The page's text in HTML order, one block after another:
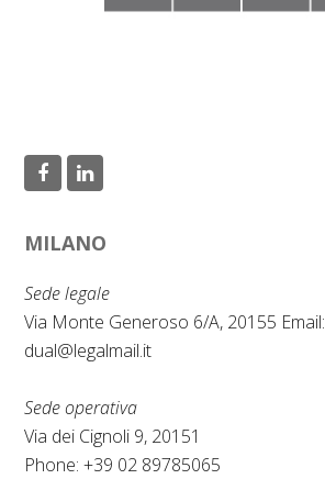
c
e
b
o
k
L
n
k
e
d
n
MILANO
Sede legale
Via Monte Generoso 6/A, 20155 Email:
dual@legalmail.it
Sede operativa
Via dei Cignoli 9, 20151
Phone: +39 02 89785065